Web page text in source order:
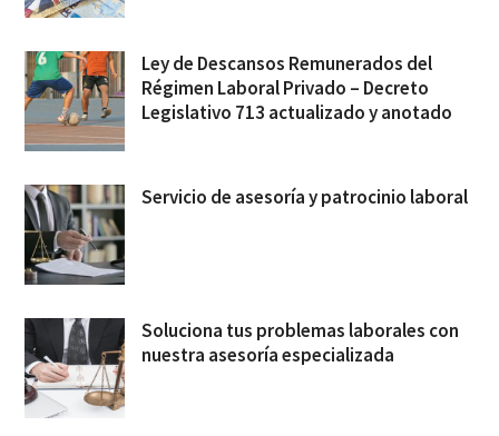
Ley de Descansos Remunerados del
Régimen Laboral Privado – Decreto
Legislativo 713 actualizado y anotado
Servicio de asesoría y patrocinio laboral
Soluciona tus problemas laborales con
nuestra asesoría especializada